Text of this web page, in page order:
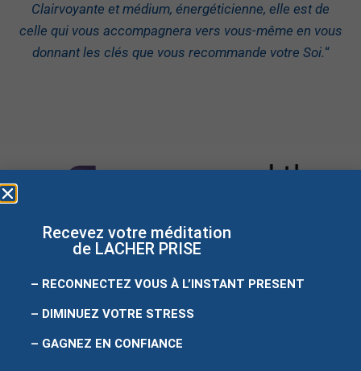
Clairvoyante et médium, énergéticienne, elle est de
celle qui vous accompagnera vers vous-même en vous
donnant les clés que vous recommande votre Soi.“
Site créépareasyweb
Recevez votre méditation
de LACHER PRISE
– RECONNECTEZ VOUS À L’INSTANT PRESENT
– DIMINUEZ VOTRE STRESS
– GAGNEZ EN CONFIANCE